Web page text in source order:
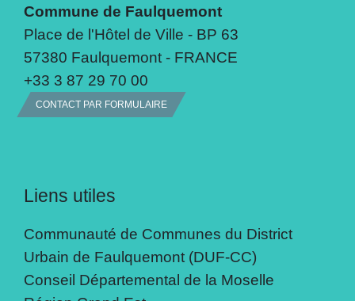
Commune de Faulquemont
Place de l'Hôtel de Ville - BP 63
57380 Faulquemont - FRANCE
+33 3 87 29 70 00
CONTACT PAR FORMULAIRE
Liens utiles
Communauté de Communes du District
Urbain de Faulquemont (DUF-CC)
Conseil Départemental de la Moselle